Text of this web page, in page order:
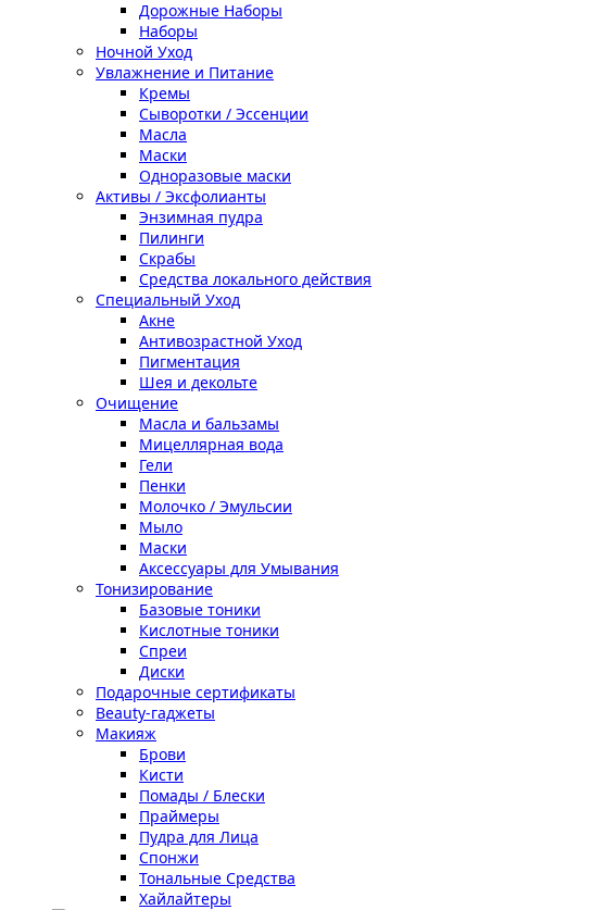
Дорожные Наборы
Наборы
Ночной Уход
Увлажнение и Питание
Кремы
Сыворотки / Эссенции
Масла
Маски
Одноразовые маски
Активы / Эксфолианты
Энзимная пудра
Пилинги
Скрабы
Средства локального действия
Специальный Уход
Акне
Антивозрастной Уход
Пигментация
Шея и декольте
Очищение
Масла и бальзамы
Мицеллярная вода
Гели
Пенки
Молочко / Эмульсии
Мыло
Маски
Аксессуары для Умывания
Тонизирование
Базовые тоники
Кислотные тоники
Спреи
Диски
Подарочные сертификаты
Beauty-гаджеты
Макияж
Брови
Кисти
Помады / Блески
Праймеры
Пудра для Лица
Спонжи
Тональные Средства
Хайлайтеры